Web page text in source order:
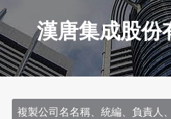
漢唐集成股
複製公司名名稱、統編、負責人